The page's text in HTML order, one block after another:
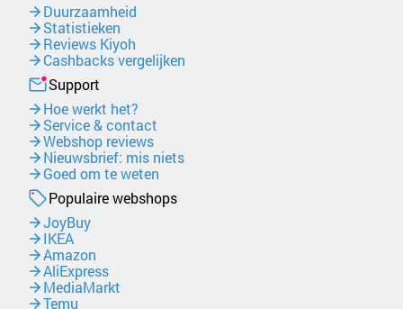
Duurzaamheid
Statistieken
Reviews Kiyoh
Cashbacks vergelijken
Support
Hoe werkt het?
Service & contact
Webshop reviews
Nieuwsbrief: mis niets
Goed om te weten
Populaire webshops
JoyBuy
IKEA
Amazon
AliExpress
MediaMarkt
Temu